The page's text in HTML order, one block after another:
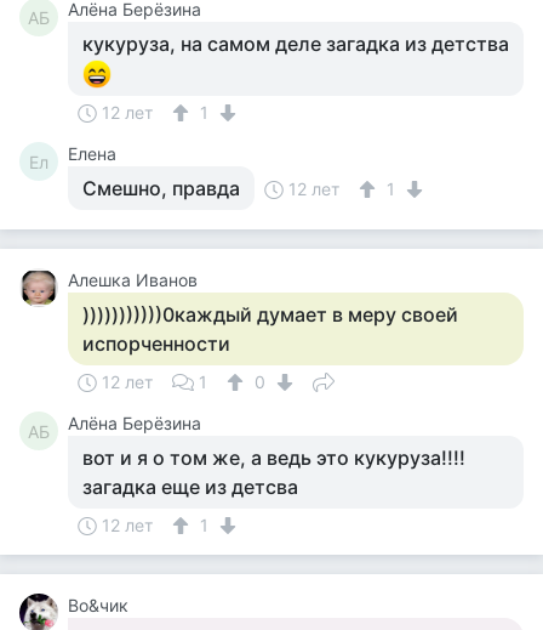
АБ Алёна Берёзина
кукуруза, на самом деле загадка из детства
12 лет 1
Ел Елена
Смешно, правда 12 лет 1
Алешка Иванов
)))))))))))0каждый думает в меру своей
испорченности
12 лет 1 0
АБ Алёна Берёзина
вот и я о том же, а ведь это кукуруза!!!!
загадка еще из детсва
12 лет 1
Во&чик